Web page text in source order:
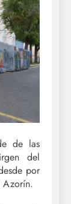
de las
del
por
Azorín.